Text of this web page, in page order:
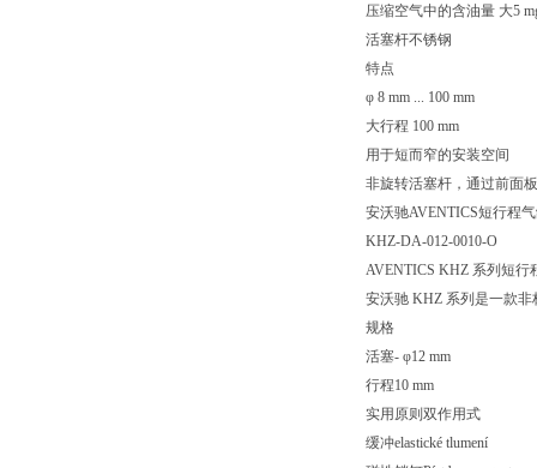
压缩空气中的含油量 大5
活塞杆不锈钢
特点
φ 8 mm ... 100 mm
大行程 100 mm
用于短而窄的安装空间
非旋转活塞杆，通过前面
安沃驰AVENTICS短行程
KHZ-DA-012-0010-O
AVENTICS KHZ 系列短行
安沃驰 KHZ 系列是一款
规格
活塞- φ12 mm
行程10 mm
实用原则双作用式
缓冲elastické tlumení